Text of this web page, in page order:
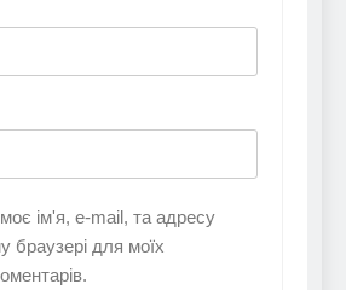
ім'я, e-mail, та адресу
браузері для моїх